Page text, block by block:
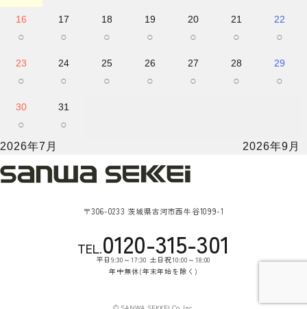
16
○
17
○
18
○
19
○
20
○
21
○
22
○
23
○
24
○
25
○
26
○
27
○
28
○
29
○
30
○
31
○
2026年7月
2026年9月
〒306-0233 茨城県古河市西牛谷1099-1
TEL.0120-315-301
平日9:30～17:30 土日祝10:00～18:00
年中無休(年末年始を除く)